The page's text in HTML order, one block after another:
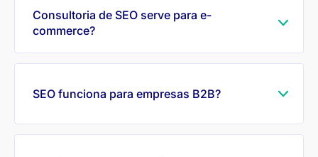
Consultoria de SEO serve para e-
commerce?
SEO funciona para empresas B2B?